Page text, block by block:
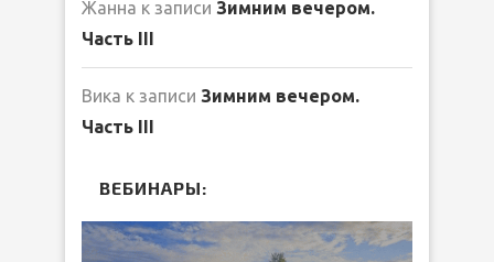
Жанна к записи Зимним вечером.
Часть III
Вика к записи Зимним вечером.
Часть III
ВЕБИНАРЫ: